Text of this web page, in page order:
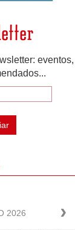
eventos,
2026